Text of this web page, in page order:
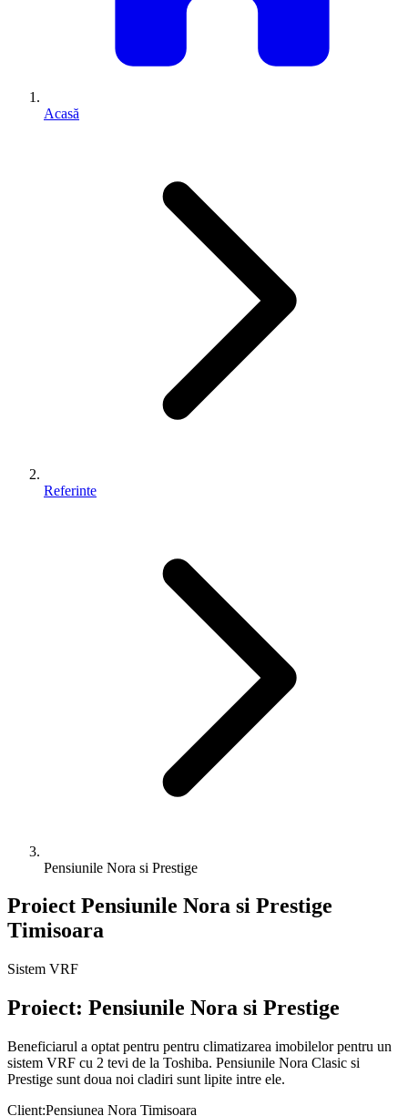
Acasă
Referinte
Pensiunile Nora si Prestige
Proiect Pensiunile Nora si Prestige
Timisoara
Sistem VRF
Proiect: Pensiunile Nora si Prestige
Beneficiarul a optat pentru pentru climatizarea imobilelor pentru un
sistem VRF cu 2 tevi de la Toshiba. Pensiunile Nora Clasic si
Prestige sunt doua noi cladiri sunt lipite intre ele.
Client:Pensiunea Nora Timisoara